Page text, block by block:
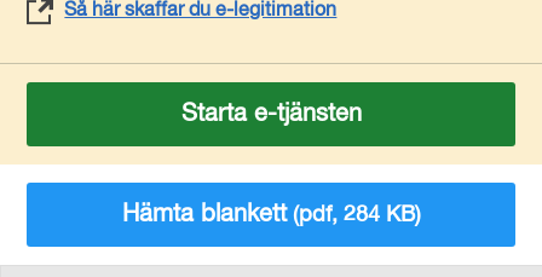
Så här skaffar du e-legitimation
Starta e-tjänsten
Hämta blankett(pdf, 284 KB)